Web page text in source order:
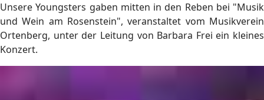
Unsere Youngsters gaben mitten in den Reben bei "Musik
und Wein am Rosenstein", veranstaltet vom Musikverein
Ortenberg, unter der Leitung von Barbara Frei ein kleines
Konzert.